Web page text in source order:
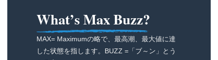
What’s Max Buzz?
MAX= Maximumの略で、最高潮、最大値に達
した状態を指します。BUZZ =「ブ～ン」とう